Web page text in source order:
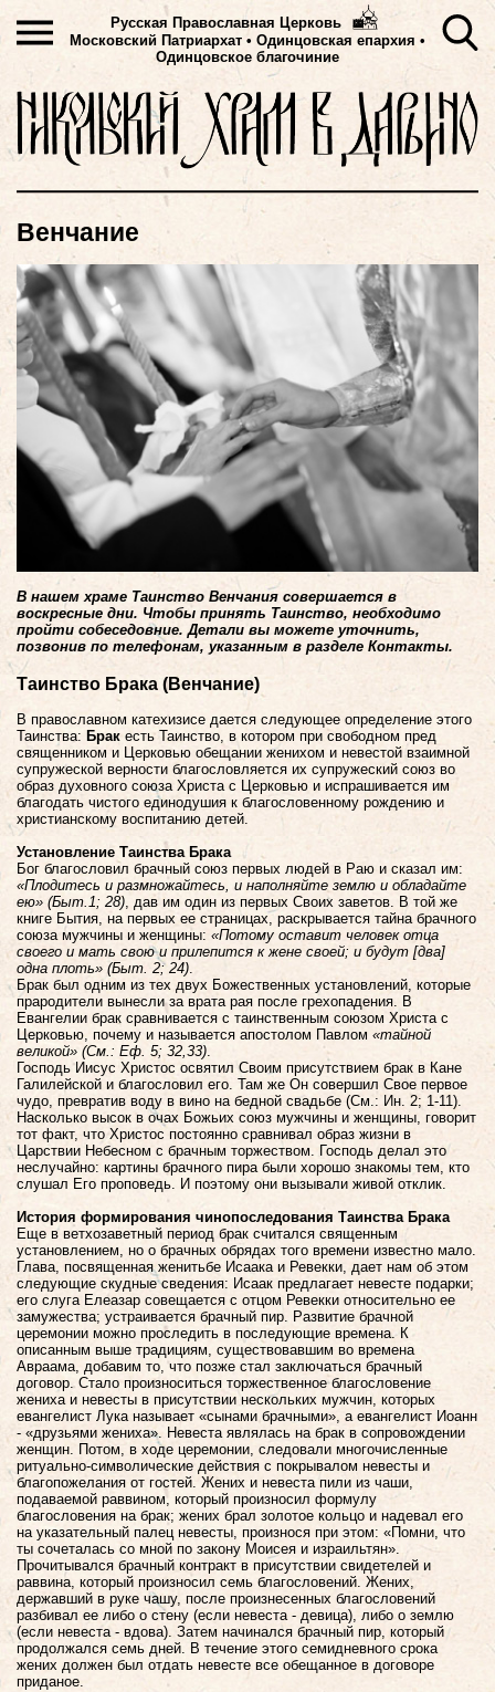
Русская Православная Церковь
Московский Патриархат • Одинцовская епархия •
Одинцовское благочиние
Венчание
В нашем храме Таинство Венчания совершается в
воскресные дни. Чтобыпринять Таинство, необходимо
пройти собеседовние.Детали выможете уточнить,
позвонив по телефонам, указаннымв разделе Контакты.
Таинство Брака (Венчание)
В православном катехизисе дается следующее определение этого
Таинства: Бракесть Таинство, в котором при свободном пред
священником и Церковью обещании женихом и невестой взаимной
супружеской верности благословляется их супружеский союз во
образ духовного союза Христа с Церковью и испрашивается им
благодать чистого единодушия к благословенному рождению и
христианскому воспитанию детей.
Установление Таинства Брака
Бог благословил брачный союз первых людей в Раю и сказал им:
«Плодитесь и размножайтесь, и наполняйте землю и обладайте
ею» (Быт.1; 28), дав им один из первых Своих заветов. В той же
книге Бытия, на первых ее страницах, раскрывается тайна брачного
союза мужчины и женщины: «Потому оставит человек отца
своего и мать свою и прилепится к жене своей; и будут [два]
одна плоть» (Быт. 2; 24).
Брак был одним из тех двух Божественных установлений, которые
прародители вынесли за врата рая после грехопадения. В
Евангелии брак сравнивается с таинственным союзом Христа с
Церковью, почему и называется апостолом Павлом «тайной
великой» (См.: Еф. 5; 32,33).
Господь Иисус Христос освятил Своим присутствием брак в Кане
Галилейской и благословил его. Там же Он совершил Свое первое
чудо, превратив воду в вино на бедной свадьбе (См.: Ин. 2; 1-11).
Насколько высок в очах Божьих союз мужчины и женщины, говорит
тот факт, что Христос постоянно сравнивал образ жизни в
Царствии Небесном с брачным торжеством. Господь делал это
неслучайно: картины брачного пира были хорошо знакомы тем, кто
слушал Его проповедь. И поэтому они вызывали живой отклик.
История формирования чинопоследования Таинства Брака
Еще в ветхозаветный период брак считался священным
установлением, но о брачных обрядах того времени известно мало.
Глава, посвященная женитьбе Исаака и Ревекки, дает нам об этом
следующие скудные сведения: Исаак предлагает невесте подарки;
его слуга Елеазар совещается с отцом Ревекки относительно ее
замужества; устраивается брачный пир. Развитие брачной
церемонии можно проследить в последующие времена. К
описанным выше традициям, существовавшим во времена
Авраама, добавим то, что позже стал заключаться брачный
договор. Стало произноситься торжественное благословение
жениха и невесты в присутствии нескольких мужчин, которых
евангелист Лука называет «сынами брачными», а евангелист Иоанн
- «друзьями жениха». Невеста являлась на брак в сопровождении
женщин. Потом, в ходе церемонии, следовали многочисленные
ритуально-символические действия с покрывалом невесты и
благопожелания от гостей. Жених и невеста пили из чаши,
подаваемой раввином, который произносил формулу
благословения на брак; жених брал золотое кольцо и надевал его
на указательный палец невесты, произнося при этом: «Помни, что
ты сочеталась со мной по закону Моисея и израильтян».
Прочитывался брачный контракт в присутствии свидетелей и
раввина, который произносил семь благословений. Жених,
державший в руке чашу, после произнесенных благословений
разбивал ее либо о стену (если невеста - девица), либо о землю
(если невеста - вдова). Затем начинался брачный пир, который
продолжался семь дней. В течение этого семидневного срока
жених должен был отдать невесте все обещанное в договоре
приданое.